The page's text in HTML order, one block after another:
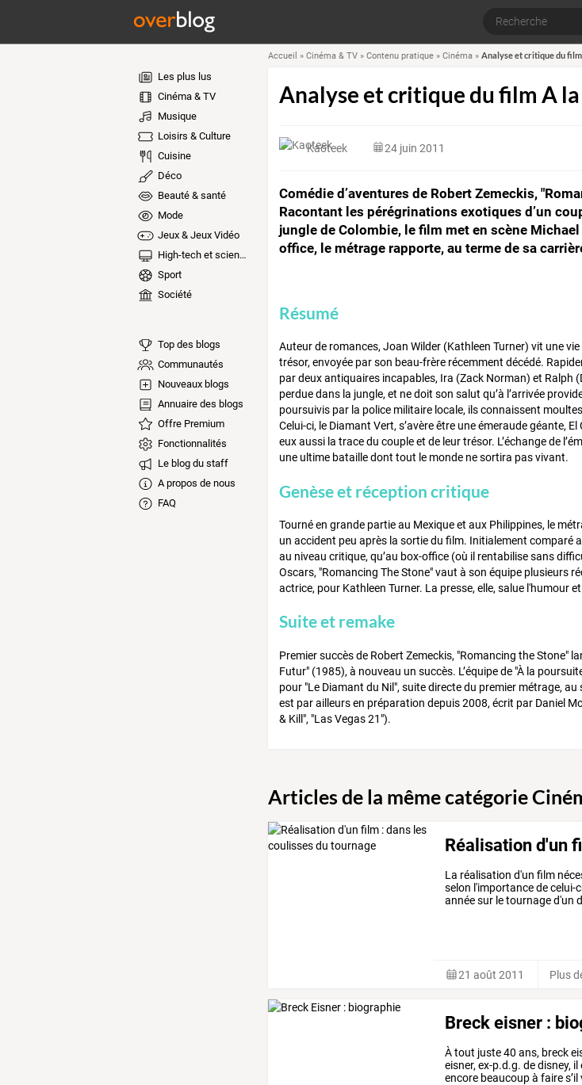
Les plus lus
Cinéma & TV
Musique
Loisirs & Culture
Cuisine
Déco
Beauté & santé
Mode
Jeux & Jeux Vidéo
High-tech et sciences
Sport
Société
Top des blogs
Communautés
Nouveaux blogs
Annuaire des blogs
Offre Premium
Fonctionnalités
Le blog du staff
A propos de nous
FAQ
Accueil » Cinéma & TV» Contenu pratique» Cinéma» Analyse et critique du
Analyse et critique du film A
Kaoteek 24 juin 2011
Comédie d’aventures de Robert Zemeckis,
Racontant les pérégrinations exotiques d’un
jungle de Colombie, le film met en scène
office, le métrage rapporte, au terme de sa
Résumé
Auteur de romances, Joan Wilder (Kathleen Turner) vit une
trésor, envoyée par son beau-frère récemment décédé.
par deux antiquaires incapables, Ira (Zack Norman) et Ralph
perdue dans la jungle, et ne doit son salut qu’à l’arrivée
poursuivis par la police militaire locale, ils connaissent
Celui-ci, le Diamant Vert, s’avère être une émeraude géante,
eux aussi la trace du couple et de leur trésor. L’échange de
une ultime bataille dont tout le monde ne sortira pas vivant.
Genèse et réception critique
Tourné en grande partie au Mexique et aux Philippines, le
un accident peu après la sortie du film. Initialement comparé
au niveau critique, qu’au box-office (où il rentabilise sans
Oscars, "Romancing The Stone" vaut à son équipe plusieurs
actrice, pour Kathleen Turner. La presse, elle, salue l'humour
Suite et remake
Premier succès de Robert Zemeckis, "Romancing the Stone"
Futur" (1985), à nouveau un succès. L’équipe de "À la
pour "Le Diamant du Nil", suite directe du premier métrage,
est par ailleurs en préparation depuis 2008, écrit par Daniel
& Kill", "Las Vegas 21").
Articles de la même catégorie
Réalisation d'un
La réalisation d'un film
selon l'importance de celui-
année sur le tournage d'un
21 août 2011 Plus
Breck eisner :
À tout juste 40 ans, breck
eisner, ex-p.d.g. de disney,
encore beaucoup à faire